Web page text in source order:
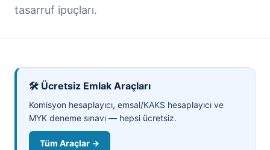
tasarruf ipuçları.
🛠️ Ücretsiz Emlak Araçları
Komisyon hesaplayıcı, emsal/KAKS hesaplayıcı ve
MYK deneme sınavı — hepsi ücretsiz.
Tüm Araçlar →